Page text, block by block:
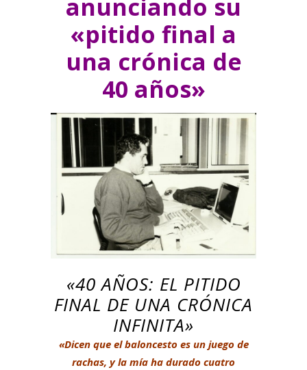
anunciando su
«pitido final a
una crónica de
40 años»
«40 AÑOS: EL PITIDO
FINAL DE UNA CRÓNICA
INFINITA»
«Dicen que el baloncesto es un juego de
rachas, y la mía ha durado cuatro